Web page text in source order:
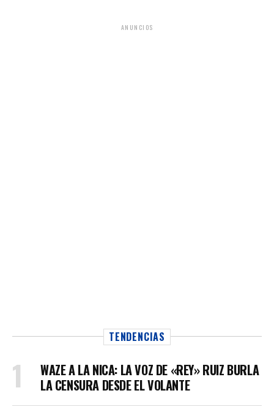
ANUNCIOS
TENDENCIAS
WAZE A LA NICA: LA VOZ DE «REY» RUIZ BURLA
LA CENSURA DESDE EL VOLANTE